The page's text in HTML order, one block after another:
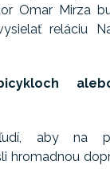
Omar Mirza
reláciu
ľudí, aby na
hromadnou